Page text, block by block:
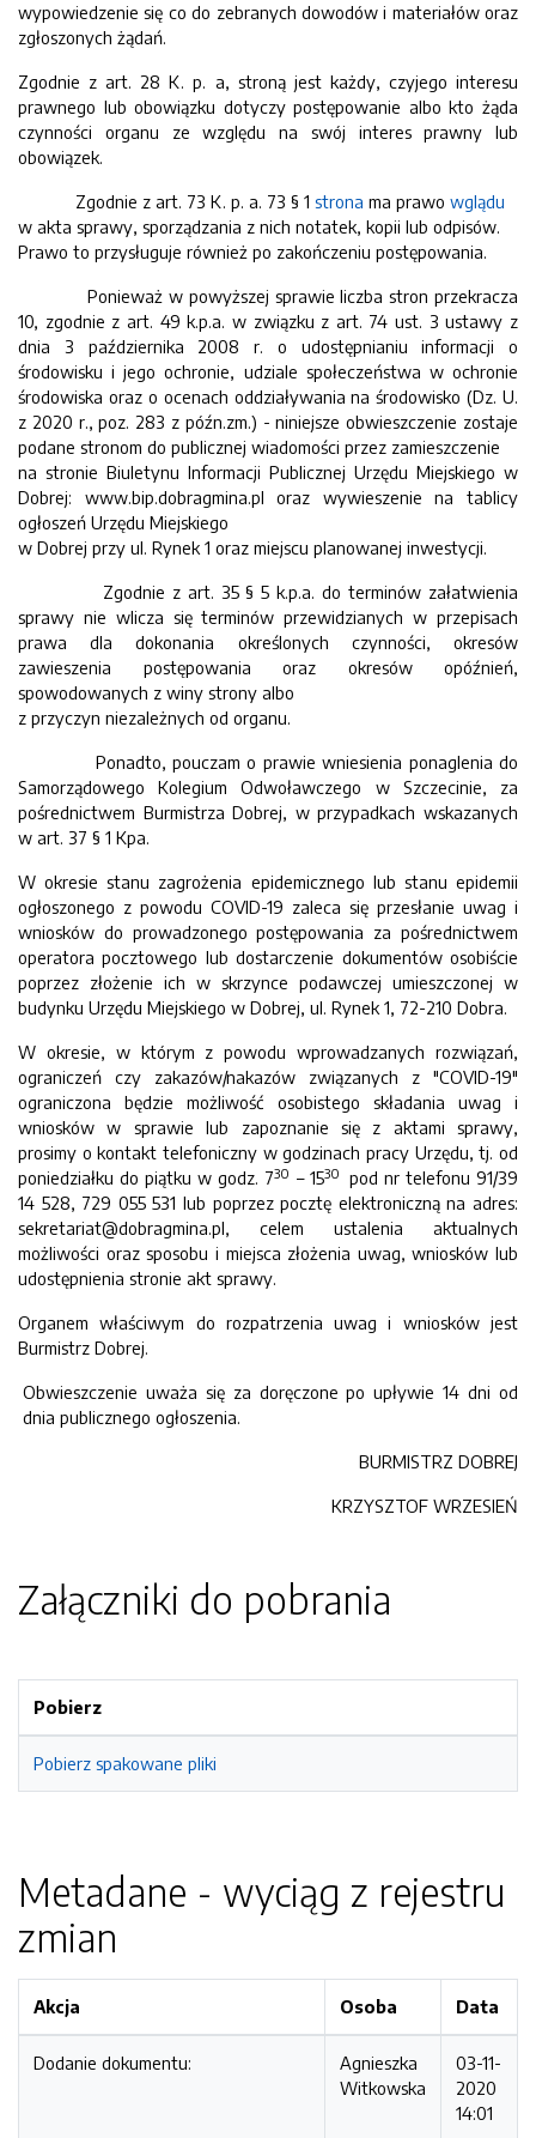
wypowiedzenie się co do zebranych dowodów i materiałów oraz
zgłoszonych żądań.
Zgodnie z art. 28 K. p. a, stroną jest każdy, czyjego interesu
prawnego lub obowiązku dotyczy postępowanie albo kto żąda
czynności organu ze względu na swój interes prawny lub
obowiązek.
Zgodnie z art. 73 K. p. a. 73 § 1 strona ma prawo wglądu
w akta sprawy, sporządzania z nich notatek, kopii lub odpisów.
Prawo to przysługuje również po zakończeniu postępowania.
Ponieważ w powyższej sprawie liczba stron przekracza
10, zgodnie z art. 49 k.p.a. w związku z art. 74 ust. 3 ustawy z
dnia 3 października 2008 r. o udostępnianiu informacji o
środowisku i jego ochronie, udziale społeczeństwa w ochronie
środowiska oraz o ocenach oddziaływania na środowisko (Dz. U.
z 2020 r., poz. 283 z późn.zm.) - niniejsze obwieszczenie zostaje
podane stronom do publicznej wiadomości przez zamieszczenie
na stronie Biuletynu Informacji Publicznej Urzędu Miejskiego w
Dobrej: www.bip.dobragmina.pl oraz wywieszenie na tablicy
ogłoszeń Urzędu Miejskiego
w Dobrej przy ul. Rynek 1 oraz miejscu planowanej inwestycji.
Zgodnie z art. 35 § 5 k.p.a. do terminów załatwienia
sprawy nie wlicza się terminów przewidzianych w przepisach
prawa dla dokonania określonych czynności, okresów
zawieszenia postępowania oraz okresów opóźnień,
spowodowanych z winy strony albo
z przyczyn niezależnych od organu.
Ponadto, pouczam o prawie wniesienia ponaglenia do
Samorządowego Kolegium Odwoławczego w Szczecinie, za
pośrednictwem Burmistrza Dobrej, w przypadkach wskazanych
w art. 37 § 1 Kpa.
W okresie stanu zagrożenia epidemicznego lub stanu epidemii
ogłoszonego z powodu COVID-19 zaleca się przesłanie uwag i
wniosków do prowadzonego postępowania za pośrednictwem
operatora pocztowego lub dostarczenie dokumentów osobiście
poprzez złożenie ich w skrzynce podawczej umieszczonej w
budynku Urzędu Miejskiego w Dobrej, ul. Rynek 1, 72-210 Dobra.
W okresie, w którym z powodu wprowadzanych rozwiązań,
ograniczeń czy zakazów/nakazów związanych z "COVID-19"
ograniczona będzie możliwość osobistego składania uwag i
wniosków w sprawie lub zapoznanie się z aktami sprawy,
prosimy o kontakt telefoniczny w godzinach pracy Urzędu, tj. od
poniedziałku do piątku w godz. 730 – 1530 pod nr telefonu 91/39
14 528, 729 055 531 lub poprzez pocztę elektroniczną na adres:
sekretariat@dobragmina.pl, celem ustalenia aktualnych
możliwości oraz sposobu i miejsca złożenia uwag, wniosków lub
udostępnienia stronie akt sprawy.
Organem właściwym do rozpatrzenia uwag i wniosków jest
Burmistrz Dobrej.
Obwieszczenie uważa się za doręczone po upływie 14 dni od
dnia publicznego ogłoszenia.
BURMISTRZ DOBREJ
KRZYSZTOF WRZESIEŃ
Załączniki do pobrania
Pobierz
Pobierz spakowane pliki
Metadane - wyciąg z rejestru
zmian
Akcja Osoba Data
Dodanie dokumentu:
Agnieszka
Witkowska
03-11-
2020
14:01